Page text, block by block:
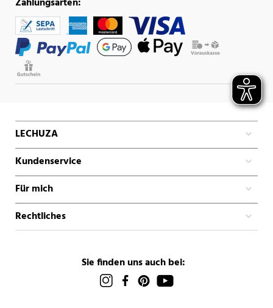
LECHUZA
Kundenservice
Für mich
Rechtliches
Sie finden uns auch bei: